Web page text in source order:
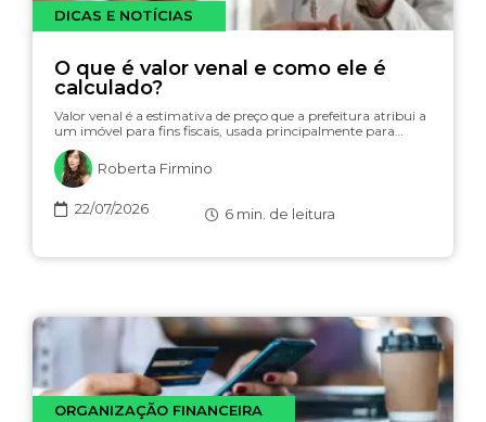
DICAS E NOTÍCIAS
O que é valor venal e como ele é
calculado?
Valor venal é a estimativa de preço que a prefeitura atribui a
um imóvel para fins fiscais, usada principalmente para…
Roberta Firmino
22/07/2026 6 min. de leitura
ORGANIZAÇÃO FINANCEIRA